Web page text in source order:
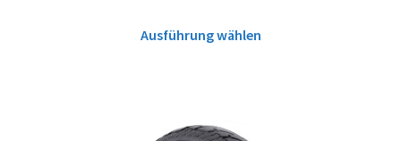
Ausführung wählen